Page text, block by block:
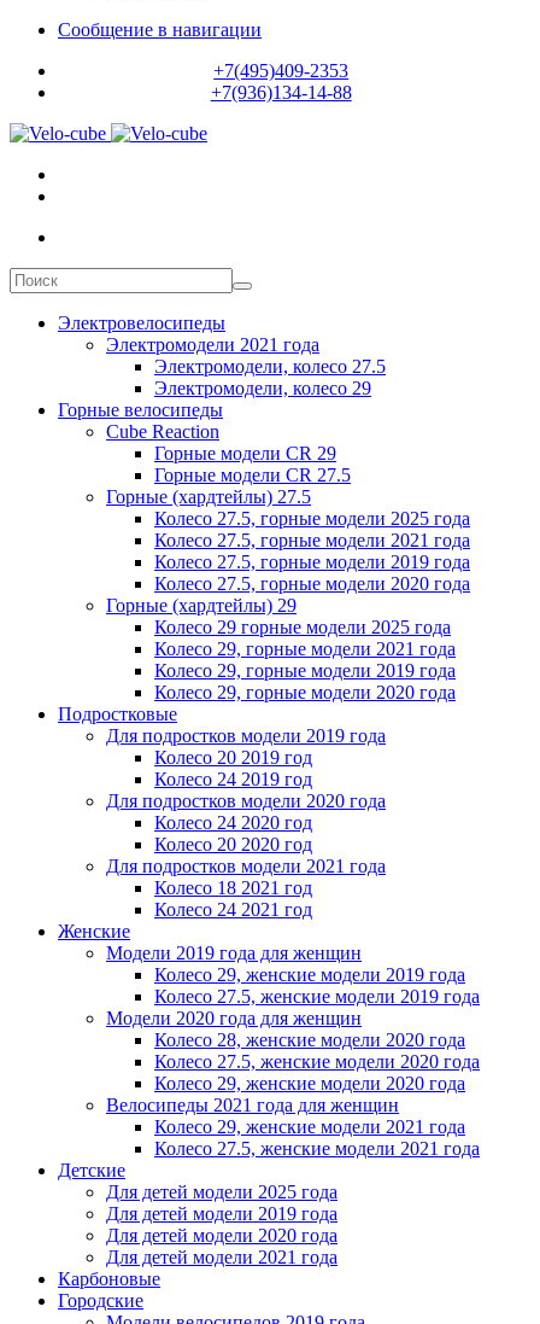
Сообщение в навигации
+7(495)409-2353
+7(936)134-14-88
Электровелосипеды
Электромодели 2021 года
Электромодели, колесо 27.5
Электромодели, колесо 29
Горные велосипеды
Cube Reaction
Горные модели CR 29
Горные модели CR 27.5
Горные (хардтейлы) 27.5
Колесо 27.5, горные модели 2025 года
Колесо 27.5, горные модели 2021 года
Колесо 27.5, горные модели 2019 года
Колесо 27.5, горные модели 2020 года
Горные (хардтейлы) 29
Колесо 29 горные модели 2025 года
Колесо 29, горные модели 2021 года
Колесо 29, горные модели 2019 года
Колесо 29, горные модели 2020 года
Подростковые
Для подростков модели 2019 года
Колесо 20 2019 год
Колесо 24 2019 год
Для подростков модели 2020 года
Колесо 24 2020 год
Колесо 20 2020 год
Для подростков модели 2021 года
Колесо 18 2021 год
Колесо 24 2021 год
Женскиe
Модели 2019 года для женщин
Колесо 29, женские модели 2019 года
Колесо 27.5, женские модели 2019 года
Модели 2020 года для женщин
Колесо 28, женские модели 2020 года
Колесо 27.5, женские модели 2020 года
Колесо 29, женские модели 2020 года
Велосипеды 2021 года для женщин
Колесо 29, женские модели 2021 года
Колесо 27.5, женские модели 2021 года
Детские
Для детей модели 2025 года
Для детей модели 2019 года
Для детей модели 2020 года
Для детей модели 2021 года
Карбоновые
Городские